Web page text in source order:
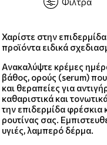
Χαρίστε στην
προϊόντα ειδικά
Ανακαλύψτε κρέμες
βάθος, ορούς (serum)
και θεραπείες για
καθαριστικά και
την επιδερμίδα φρέσκια
ρουτίνας σας.
υγιές, λαμπερό δέρμα.